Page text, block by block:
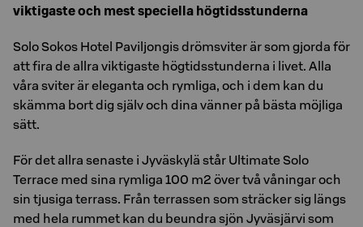
viktigaste och mest speciella högtidsstunderna
Solo Sokos Hotel Paviljongis drömsviter är som gjorda för
att fira de allra viktigaste högtidsstunderna i livet. Alla
våra sviter är eleganta och rymliga, och i dem kan du
skämma bort dig själv och dina vänner på bästa möjliga
sätt.
För det allra senaste i Jyväskylä står Ultimate Solo
Terrace med sina rymliga 100 m2 över två våningar och
sin tjusiga terrass. Från terrassen som sträcker sig längs
med hela rummet kan du beundra sjön Jyväsjärvi som